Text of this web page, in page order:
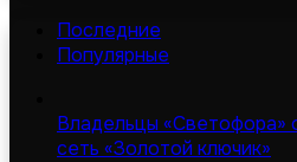
Последние
Популярные
Владельцы «Светофора»
сеть «Золотой ключик»